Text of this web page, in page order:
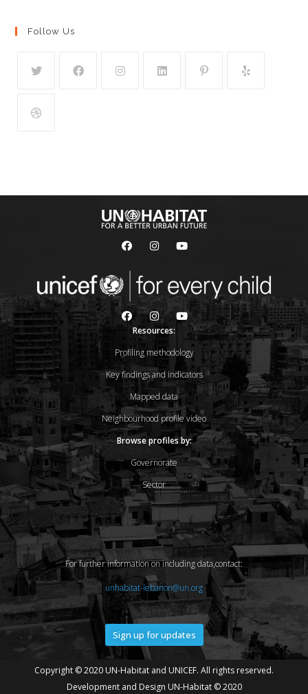
Follow Us
Resources:
Profiling methodology
Key findings and indicators
Mapped data
Neighbourhood profile video
Browse profiles by:
Governorate
Sector
For further information on including data,contact:
unhabitat-lebanon@un.org
Sign up for updates
Copyright © 2020 UN-Habitat and UNICEF. All rights reserved.
Development and Design UN-Habitat © 2020